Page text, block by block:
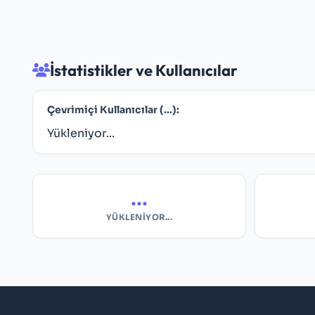
İstatistikler ve Kullanıcılar
Çevrimiçi Kullanıcılar (...):
Yükleniyor...
...
YÜKLENIYOR...